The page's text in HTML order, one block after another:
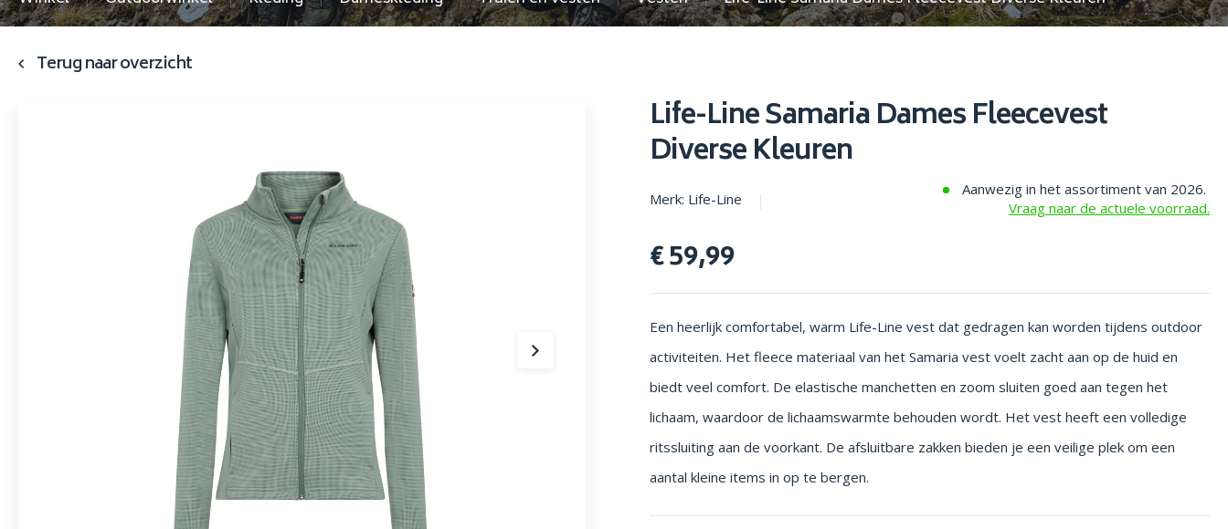
en parasols
Terug naar overzicht
Life-Line Samaria Dames Fleecevest
Diverse Kleuren
Merk: Life-Line
Aanwezig in het assortiment van 2026.
Vraag naar de actuele voorraad.
€ 59,99
Een heerlijk comfortabel, warm Life-Line vest dat gedragen kan worden tijdens outdoor
activiteiten. Het fleece materiaal van het Samaria vest voelt zacht aan op de huid en
biedt veel comfort. De elastische manchetten en zoom sluiten goed aan tegen het
lichaam, waardoor de lichaamswarmte behouden wordt. Het vest heeft een volledige
ritssluiting aan de voorkant. De afsluitbare zakken bieden je een veilige plek om een
aantal kleine items in op te bergen.